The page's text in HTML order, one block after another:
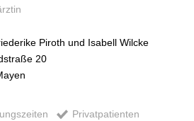
Piroth und Isabell Wilcke
20
Privatpatienten